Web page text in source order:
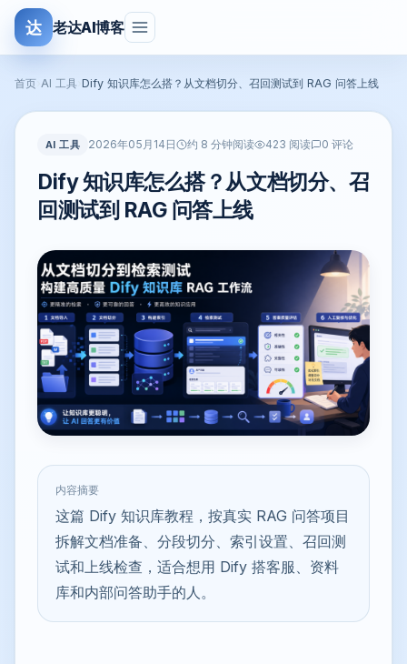
达 老达AI博客
首页 AI 工具 Dify 知识库怎么搭？从文档切分、召回测试到 RAG 问答上线
AI 工具 2026年05月14日 约 8 分钟阅读 423 阅读 0 评论
Dify 知识库怎么搭？从文档切分、召
回测试到 RAG 问答上线
内容摘要
这篇 Dify 知识库教程，按真实 RAG 问答项目
拆解文档准备、分段切分、索引设置、召回测
试和上线检查，适合想用 Dify 搭客服、资料
库和内部问答助手的人。